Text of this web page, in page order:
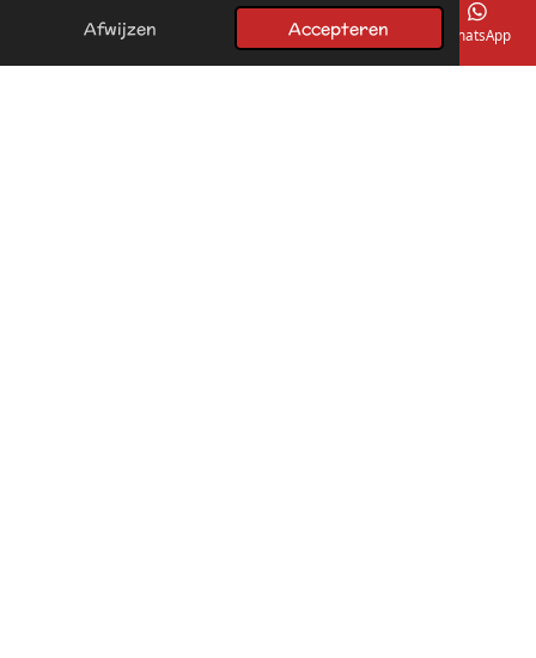
Afwijzen Accepteren
o
E-mailadres Telefoonnummer Kaart Facebook WhatsApp